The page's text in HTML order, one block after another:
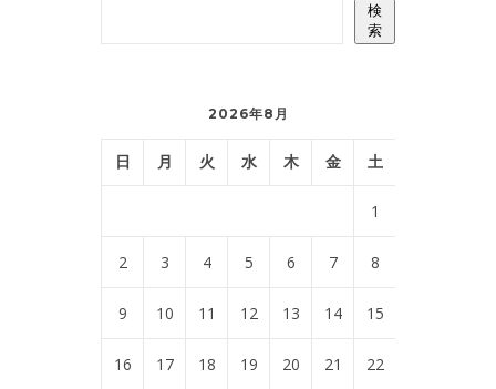
検
索
2026年8月
日 月 火 水 木 金 土
1
2 3 4 5 6 7 8
9 10 11 12 13 14 15
16 17 18 19 20 21 22